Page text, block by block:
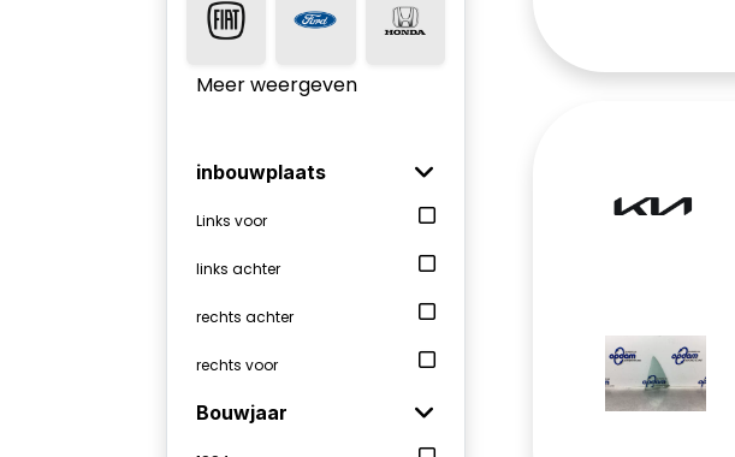
Meer weergeven
inbouwplaats
Links voor
links achter
rechts achter
rechts voor
Bouwjaar